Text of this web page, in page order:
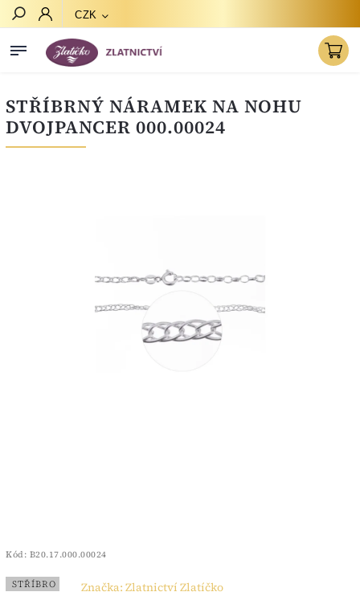
CZK
STŘÍBRNÝ NÁRAMEK NA NOHU
DVOJPANCER 000.00024
Kód: B20.17.000.00024
STŘÍBRO Značka: Zlatnictví Zlatíčko